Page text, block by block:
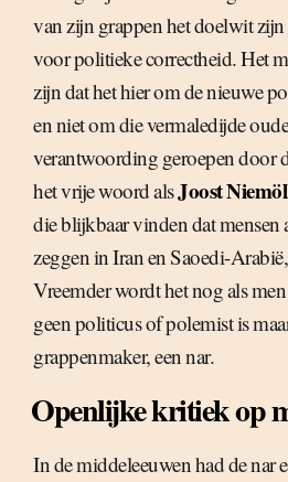
van zijn grappen het doelwit
voor politieke correctheid. Het
zijn dat het hier om de nieuwe
en niet om die vermaledijde
verantwoording geroepen door
het vrije woord alsJoost
die blijkbaar vinden dat mensen
zeggen in Iran en Saoedi-
Vreemder wordt het nog als
geen politicus of polemist is
grappenmaker, een nar.
Openlijke kritiek op
In de middeleeuwen had de nar